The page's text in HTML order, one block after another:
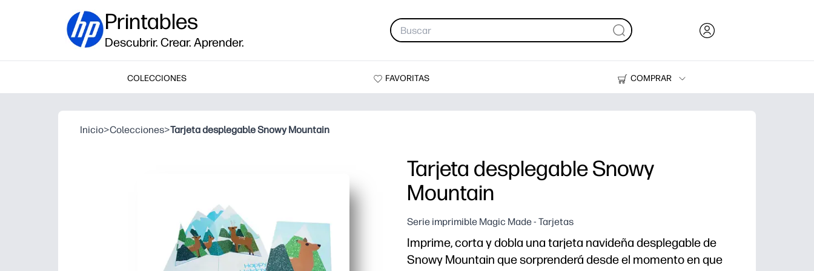
Printables
Descubrir. Crear. Aprender.
COLECCIONES FAVORITAS
COMPRAR
Impresoras
Inicio>Colecciones>Tarjeta desplegable Snowy Mountain
Tarjeta desplegable Snowy
Mountain
Serie imprimible Magic Made - Tarjetas
Imprime, corta y dobla una tarjeta navideña desplegable de
Snowy Mountain que sorprenderá desde el momento en que